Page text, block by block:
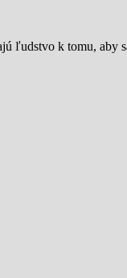
ľudstvo k tomu, aby